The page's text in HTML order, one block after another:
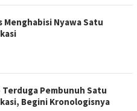
Menghabisi Nyawa Satu
Terduga Pembunuh Satu
Begini Kronologisnya